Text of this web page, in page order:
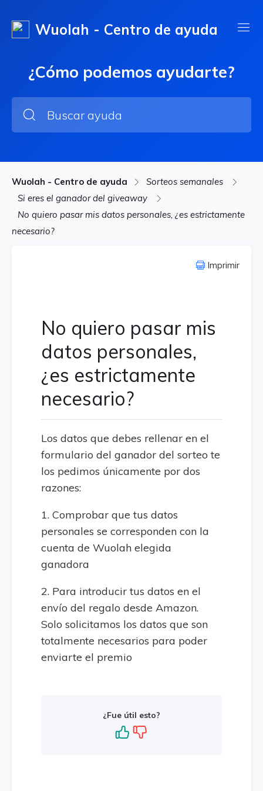
Wuolah - Centro de ayuda
¿Cómo podemos ayudarte?
Wuolah - Centro de ayuda
Sorteos semanales
Si eres el ganador del giveaway
No quiero pasar mis datos personales, ¿es estrictamente
necesario?
Imprimir
No quiero pasar mis
datos personales,
¿es estrictamente
necesario?
Los datos que debes rellenar en el
formulario del ganador del sorteo te
los pedimos únicamente por dos
razones:
1. Comprobar que tus datos
personales se corresponden con la
cuenta de Wuolah elegida
ganadora
2. Para introducir tus datos en el
envío del regalo desde Amazon.
Solo solicitamos los datos que son
totalmente necesarios para poder
enviarte el premio
¿Fue útil esto?